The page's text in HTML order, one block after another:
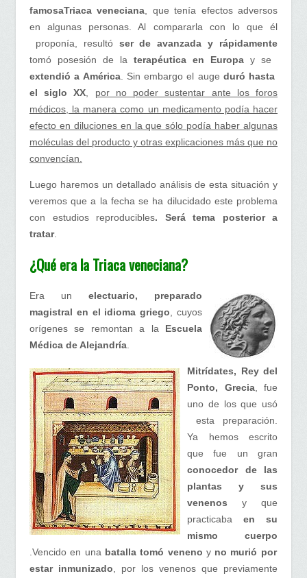
famosaTriaca veneciana , que tenía efectos adversos
en algunas personas. Al compararla con lo que él
proponía, resultó ser de avanzada y rápidamente
tomó posesión de la terapéutica en Europa y se
extendió a América. Sin embargo el auge duró hasta
el siglo XX
por no poder sustentar ante los foros
médicos, la manera como un medicamento podía hacer
efecto en diluciones en la que sólo podía haber algunas
moléculas del producto y otras explicaciones más que no
convencían.
Luego haremos un detallado análisis de esta situación y
veremos que a la fecha se ha dilucidado este problema
con estudios reproducibles. Será tema posterior a
tratar.
¿Qué era la Triaca veneciana?
Era un electuario, preparado
magistral en el idioma griego , cuyos
orígenes se remontan a la Escuela
Médica de Alejandría
Mitrídates, Rey del
Ponto, Grecia, fue
uno de los que usó
esta preparación.
Ya hemos escrito
que fue un gran
conocedor de las
plantas y sus
venenos y que
practicaba en su
mismo cuerpo
.Vencido en una batalla tomó veneno y no murió por
estar inmunizado , por los venenos que previamente